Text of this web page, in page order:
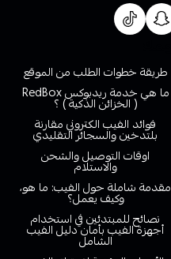
طريقة خطوات الطلب من الموقع
ما هي خدمة ريدبوكس RedBox
( الخزائن الذكية ) ؟
فوائد الفيب الكتروني مقارنة
بلتدخين والسجائر التقليدي
اوقات التوصيل والشحن
والاستلام
مقدمة شاملة حول الفيب: ما هو،
وكيف يعمل؟
نصائح للمبتدئين في استخدام
أجهزة الفيب بأمان دليل الفيب
الشامل